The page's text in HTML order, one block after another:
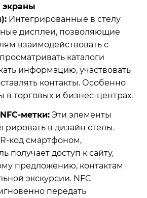
Интегрированные в стелу
дисплеи, позволяющие
взаимодействовать с
каталоги
информацию, участвовать
контакты. Особенно
в торговых и бизнес-центрах.
метки: Эти элементы
в дизайн стелы.
код смартфоном,
получает доступ к сайту,
предложению, контактам
экскурсии. NFC
передать